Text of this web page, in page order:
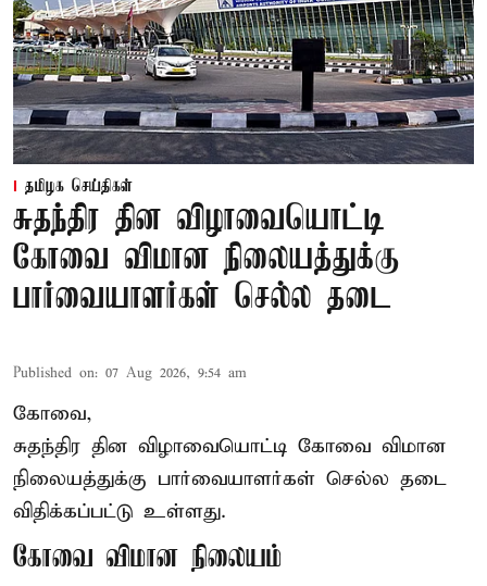
தமிழக செய்திகள்
சுதந்திர தின விழாவையொட்டி
கோவை விமான நிலையத்துக்கு
பார்வையாளர்கள் செல்ல தடை
Published on: 07 Aug 2026, 9:54 am
கோவை,
சுதந்திர தின விழாவையொட்டி கோவை விமான
நிலையத்துக்கு பார்வையாளர்கள் செல்ல தடை
விதிக்கப்பட்டு உள்ளது.
கோவை விமான நிலையம்